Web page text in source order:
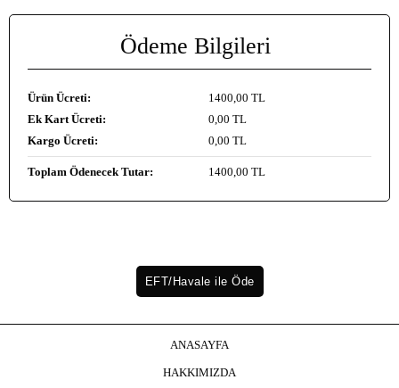
Ödeme Bilgileri
Ürün Ücreti: 1400,00 TL
Ek Kart Ücreti:
0,00 TL
Kargo Ücreti:
0,00 TL
Toplam Ödenecek Tutar: 1400,00 TL
ANASAYFA
HAKKIMIZDA